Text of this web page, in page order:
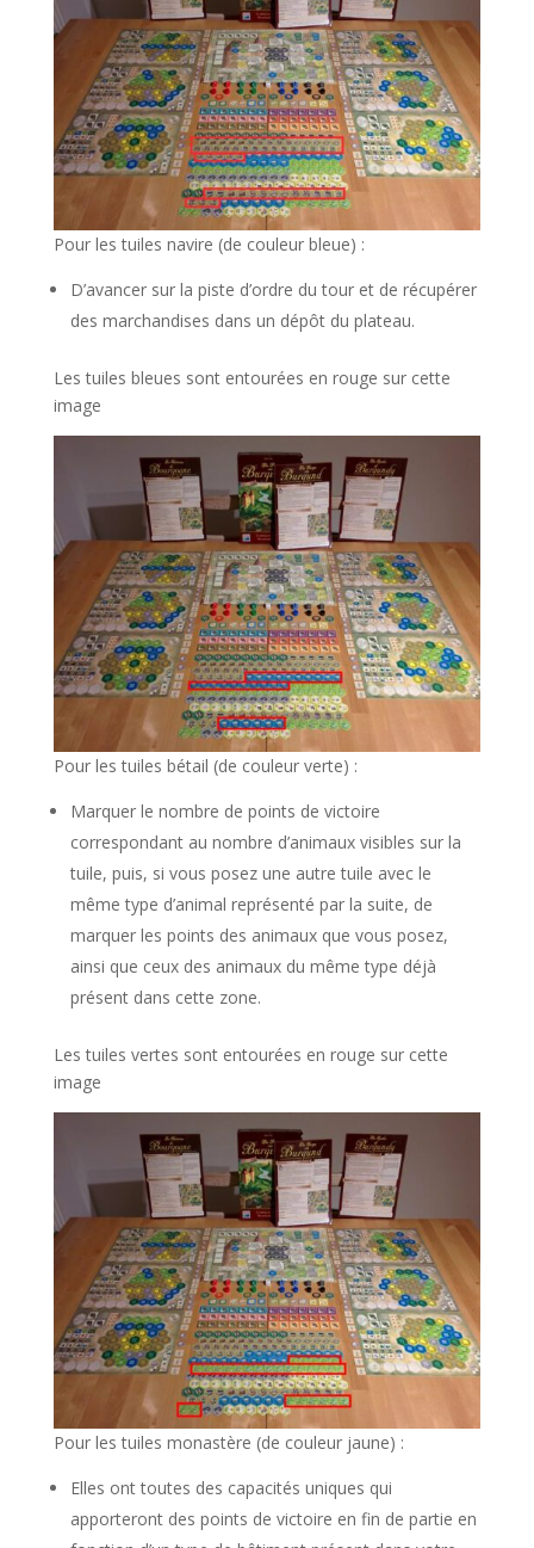
Pour les tuiles navire (de couleur bleue) :
D’avancer sur la piste d’ordre du tour et de récupérer
des marchandises dans un dépôt du plateau.
Les tuiles bleues sont entourées en rouge sur cette
image
Pour les tuiles bétail (de couleur verte) :
Marquer le nombre de points de victoire
correspondant au nombre d’animaux visibles sur la
tuile, puis, si vous posez une autre tuile avec le
même type d’animal représenté par la suite, de
marquer les points des animaux que vous posez,
ainsi que ceux des animaux du même type déjà
présent dans cette zone.
Les tuiles vertes sont entourées en rouge sur cette
image
Pour les tuiles monastère (de couleur jaune) :
Elles ont toutes des capacités uniques qui
apporteront des points de victoire en fin de partie en